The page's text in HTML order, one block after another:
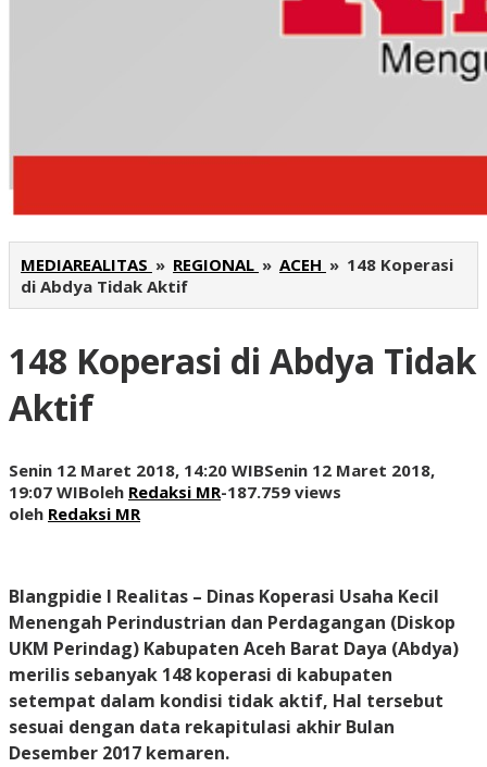
MEDIAREALITAS » REGIONAL » ACEH » 148 Koperasi
di Abdya Tidak Aktif
148 Koperasi di Abdya Tidak
Aktif
Senin 12 Maret 2018, 14:20 WIBSenin 12 Maret 2018,
19:07 WIBoleh Redaksi MR-187.759 views
oleh Redaksi MR
Blangpidie I Realitas – Dinas Koperasi Usaha Kecil
Menengah Perindustrian dan Perdagangan (Diskop
UKM Perindag) Kabupaten Aceh Barat Daya (Abdya)
merilis sebanyak 148 koperasi di kabupaten
setempat dalam kondisi tidak aktif, Hal tersebut
sesuai dengan data rekapitulasi akhir Bulan
Desember 2017 kemaren.